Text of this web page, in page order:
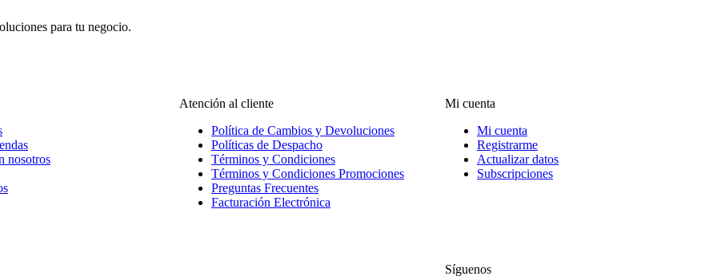
para tu negocio.
nosotros
Atención al cliente
Política de Cambios y Devoluciones
Políticas de Despacho
Términos y Condiciones
Términos y Condiciones Promociones
Preguntas Frecuentes
Facturación Electrónica
Mi cuenta
Mi cuenta
Registrarme
Actualizar datos
Subscripciones
Síguenos